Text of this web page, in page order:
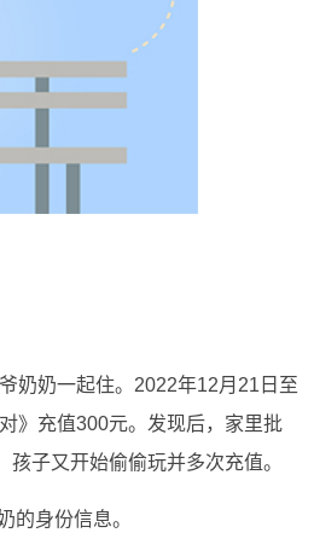
奶奶一起住。2022年12月21日至
》充值300元。发现后，家里批
子又开始偷偷玩并多次充值。
的身份信息。